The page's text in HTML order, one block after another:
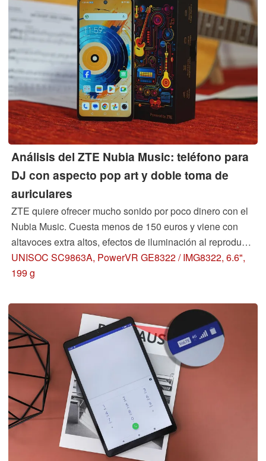
Análisis del ZTE Nubia Music: teléfono para
DJ con aspecto pop art y doble toma de
auriculares
ZTE quiere ofrecer mucho sonido por poco dinero con el
Nubia Music. Cuesta menos de 150 euros y viene con
altavoces extra altos, efectos de iluminación al reproducir
música, un ecualizador gráfico y dos tomas para
auriculares. Pero, ¿todo esto convierte realmente al
UNISOC SC9863A, PowerVR GE8322 / IMG8322, 6.6",
199 g